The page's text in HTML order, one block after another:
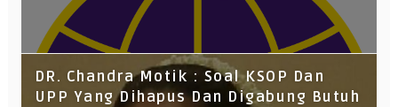
DR. Chandra Motik : Soal KSOP Dan
UPP Yang Dihapus Dan Digabung Butuh